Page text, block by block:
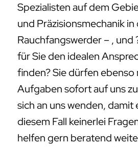
Spezialisten auf dem
und Präzisionsmechanik
Rauchfangswerder – , und
für Sie den idealen
finden? Sie dürfen ebenso
Aufgaben sofort auf uns
sich an uns wenden, damit
diesem Fall keinerlei
helfen gern beratend